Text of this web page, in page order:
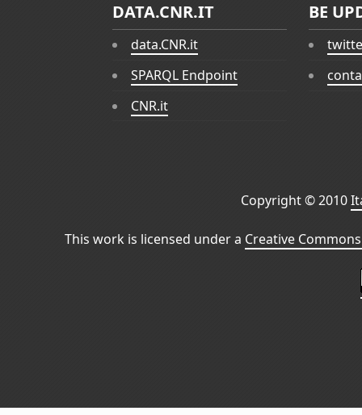
DATA.CNR.IT
data.CNR.it
SPARQL Endpoint
CNR.it
BE
Copyright © 2010
This work is licensed under a Creative